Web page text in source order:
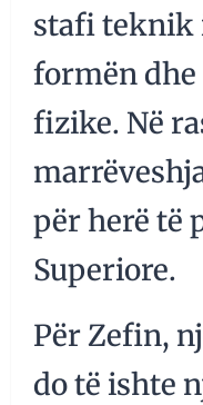
stafi teknik
formën
fizike. Në
për herë të
Superiore.
Për Zefin,
do të ishte